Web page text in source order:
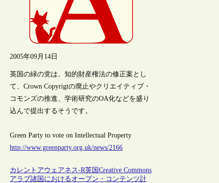
2005年09月14日
英国の緑の党は、知的財産権法の修正案とし
て、Crown Copyrigtの廃止やクリエイティブ・
コモンズの推進、学術研究のOA化などを盛り
込んで提出するそうです。
Green Party to vote on Intellectual Property
http://www.greenparty.org.uk/news/2166
カレントアウェアネス-R英国Creative Commons
アラブ諸国におけるオープン・コンテンツ計